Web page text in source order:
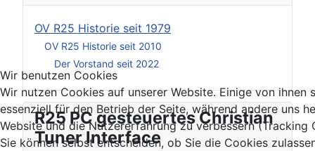
OV R25 Historie seit 1979
OV R25 Historie seit 2010
Der Vorstand seit 2022
R25 PC gesteuertes Christian
Tuner Interface
Wir benutzen Cookies
Wir nutzen Cookies auf unserer Website. Einige von ihnen
essenziell für den Betrieb der Seite, während andere uns
Website und die Nutzererfahrung zu verbessern (Tracking
Sie können selbst entscheiden, ob Sie die Cookies